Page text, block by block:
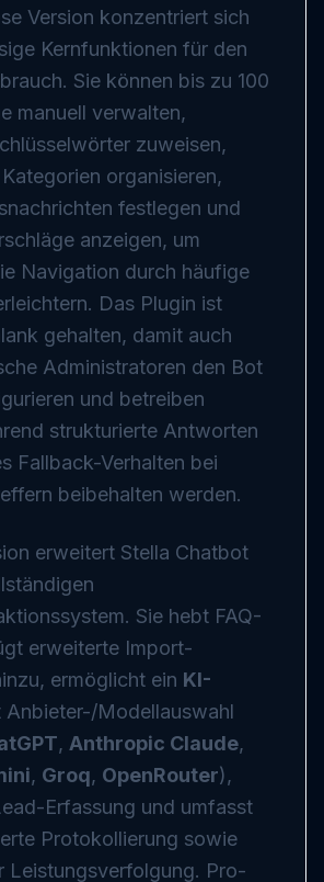
Version konzentriert sich
Kernfunktionen für den
Sie können bis zu 100
manuell verwalten,
zuweisen,
organisieren,
festlegen und
anzeigen, um
Navigation durch häufige
Das Plugin ist
gehalten, damit auch
Administratoren den Bot
und betreiben
strukturierte Antworten
Fallback-Verhalten bei
beibehalten werden.
erweitert Stella Chatbot
Sie hebt FAQ-
erweiterte Import-
ermöglicht ein KI-
Anbieter-/Modellauswahl
, Anthropic Claude,
, Groq, OpenRouter),
Erfassung und umfasst
Protokollierung sowie
Leistungsverfolgung. Pro-